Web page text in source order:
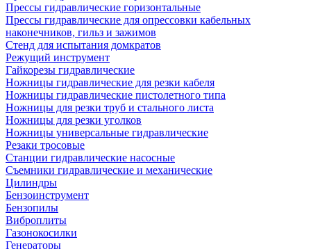
Прессы гидравлические горизонтальные
Прессы гидравлические для опрессовки кабельных
наконечников, гильз и зажимов
Стенд для испытания домкратов
Режущий инструмент
Гайкорезы гидравлические
Ножницы гидравлические для резки кабеля
Ножницы гидравлические пистолетного типа
Ножницы для резки труб и стального листа
Ножницы для резки уголков
Ножницы универсальные гидравлические
Резаки тросовые
Станции гидравлические насосные
Съемники гидравлические и механические
Цилиндры
Бензоинструмент
Бензопилы
Виброплиты
Газонокосилки
Генераторы